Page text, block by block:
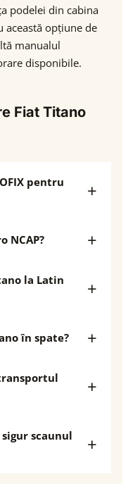
podelei din cabina
această opțiune de
manualul
disponibile.
Fiat Titano
pentru
NCAP?
la Latin
în spate?
scaunul